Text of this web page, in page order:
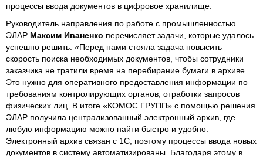
процессы ввода документов в цифровое хранилище.
Руководитель направления по работе с промышленностью
ЭЛАР Максим Иваненко перечисляет задачи, которые удалось
успешно решить: «Перед нами стояла задача повысить
скорость поиска необходимых документов, чтобы сотрудники
заказчика не тратили время на перебирание бумаги в архиве.
Это нужно для оперативного предоставления информации по
требованиям контролирующих органов, отработки запросов
физических лиц. В итоге «КОМОС ГРУПП» с помощью решения
ЭЛАР получила централизованный электронный архив, где
любую информацию можно найти быстро и удобно.
Электронный архив связан с 1С, поэтому процессы ввода новых
документов в систему автоматизированы. Благодаря этому в